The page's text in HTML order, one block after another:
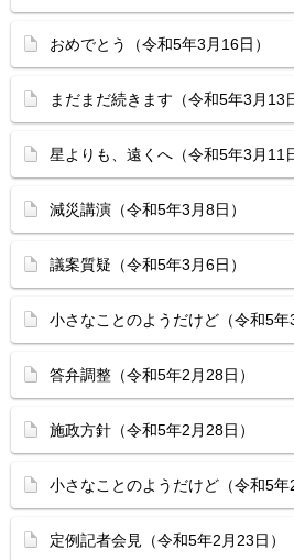
おめでとう（令和5年3月16日）
まだまだ続きます（令和5年3月13
星よりも、遠くへ（令和5年3月11
減災講演（令和5年3月8日）
議案質疑（令和5年3月6日）
小さなことのようだけど（令和5年
答弁調整（令和5年2月28日）
施政方針（令和5年2月28日）
小さなことのようだけど（令和5年
定例記者会見（令和5年2月23日）